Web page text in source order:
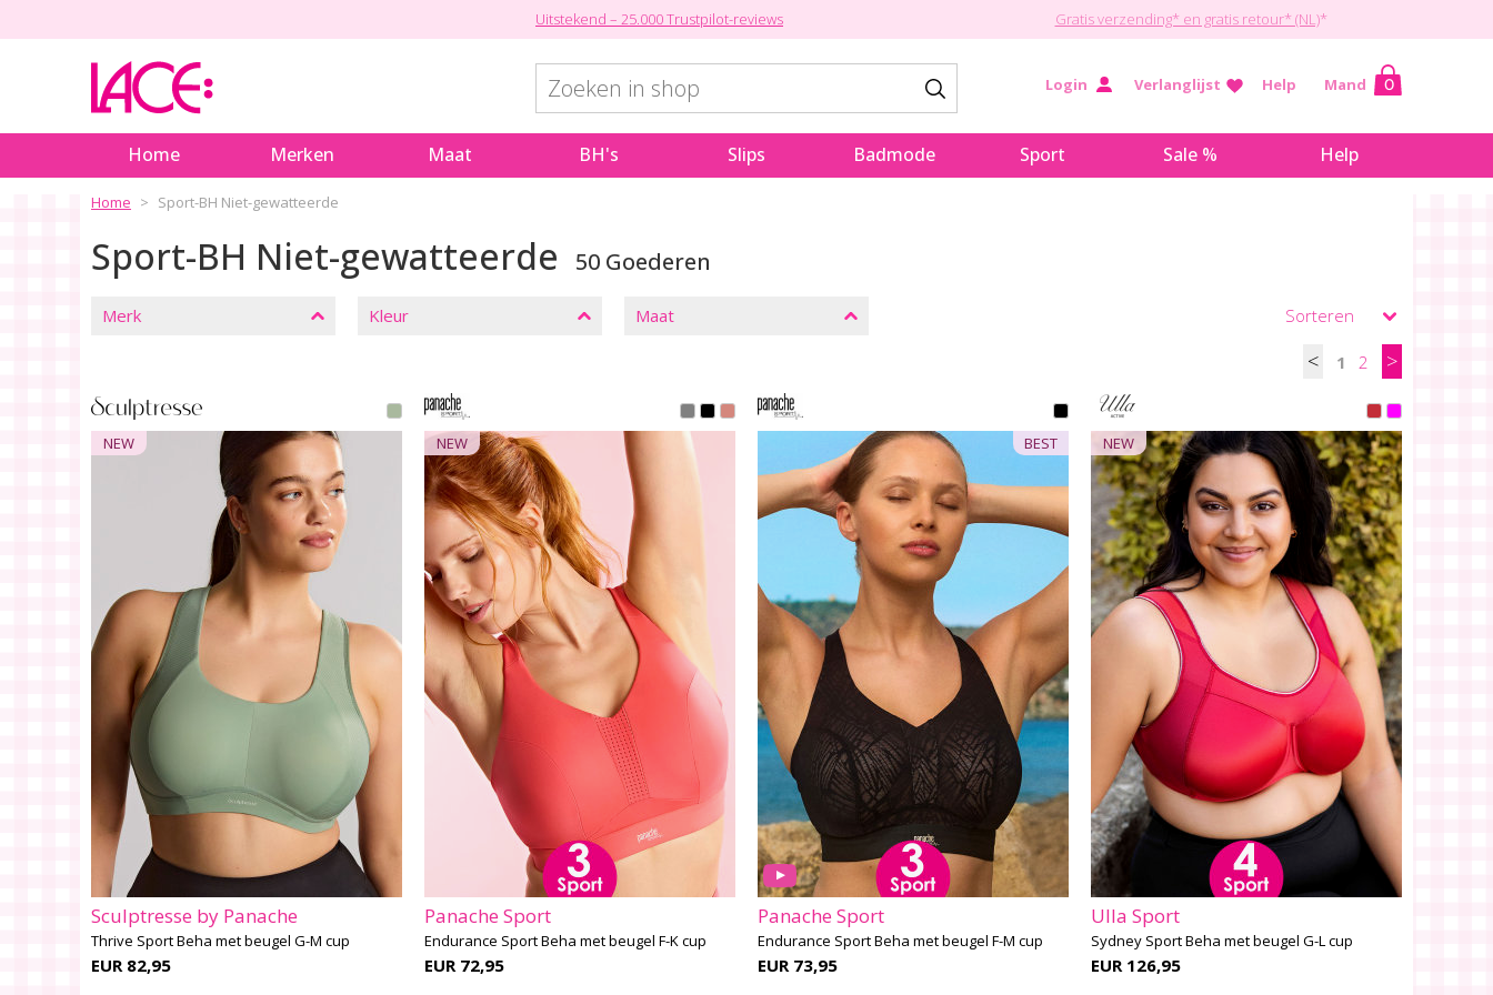
Uitstekend – 25.000 Trustpilot-reviews Gratis verzending* en gratis retour* (NL)*
Mand 0
Help
Verlanglijst
Login
Home Merken Maat BH's Slips Badmode Sport Sale % Help
Home Sport-BH Niet-gewatteerde
Sport-BH Niet-gewatteerde 50 Goederen
Merk Kleur Maat
< 1 2 >
NEW
Sculptresse by Panache
Thrive Sport Beha met beugel G-M cup
EUR 82,95
NEW
Panache Sport
Endurance Sport Beha met beugel F-K cup
EUR 72,95
BEST
Panache Sport
Endurance Sport Beha met beugel F-M cup
EUR 73,95
NEW
Ulla Sport
Sydney Sport Beha met beugel G-L cup
EUR 126,95